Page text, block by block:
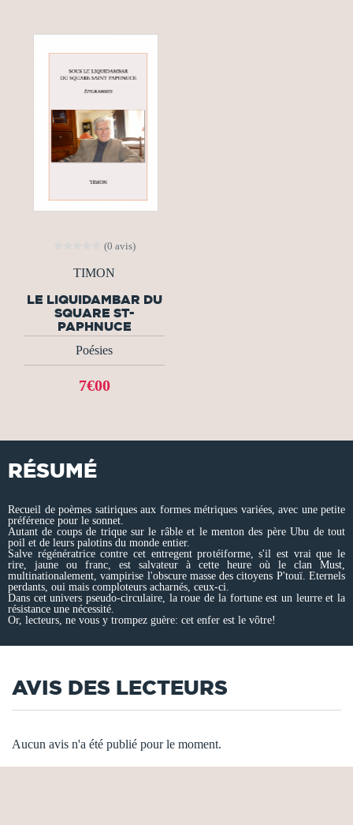
(0 avis)
TIMON
LE LIQUIDAMBAR DU
SQUARE ST-
PAPHNUCE
Poésies
7€00
RÉSUMÉ
Recueil de poèmes satiriques aux formes métriques variées, avec une petite
préférence pour le sonnet.
Autant de coups de trique sur le râble et le menton des père Ubu de tout
poil et de leurs palotins du monde entier.
Salve régénératrice contre cet entregent protéiforme, s'il est vrai que le
rire, jaune ou franc, est salvateur à cette heure où le clan Must,
multinationalement, vampirise l'obscure masse des citoyens P'touï. Eternels
perdants, oui mais comploteurs acharnés, ceux-ci.
Dans cet univers pseudo-circulaire, la roue de la fortune est un leurre et la
résistance une nécessité.
Or, lecteurs, ne vous y trompez guère: cet enfer est le vôtre!
AVIS DES LECTEURS
Aucun avis n'a été publié pour le moment.